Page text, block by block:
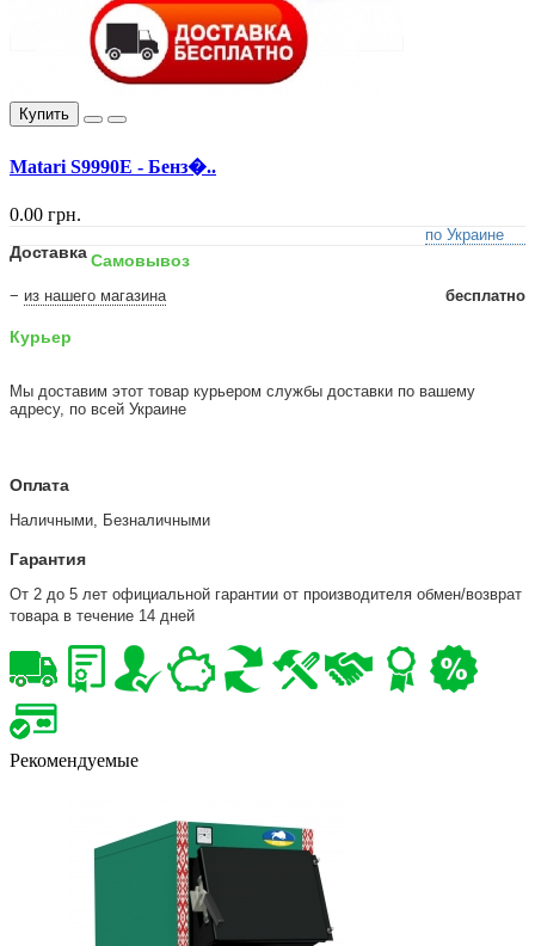
Купить
Matari S9990E - Бенз�..
0.00 грн.
Доставка
по Украине
Самовывоз
− из нашего магазина бесплатно
Курьер
Мы доставим этот товар курьером службы доставки по вашему
адресу, по всей Украине
Оплата
Наличными, Безналичными
Гарантия
От 2 до 5 лет официальной гарантии от производителя обмен/возврат
товара в течение 14 дней
Рекомендуемые